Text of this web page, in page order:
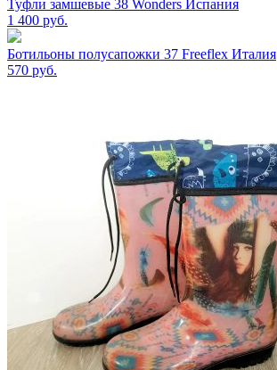
Туфли замшевые 38 Wonders Испания
1 400 руб.
Ботильоны полусапожки 37 Freeflex Италия
570 руб.